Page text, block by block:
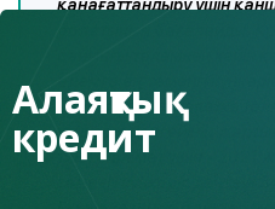
қанағаттандыру үшін
және әрбір кәмелетке
күнкөріс деңгейінің
тиіс. Мәлімет үшін -
төменгі күнкөріс деңгейі
Алаяқтық
кредит